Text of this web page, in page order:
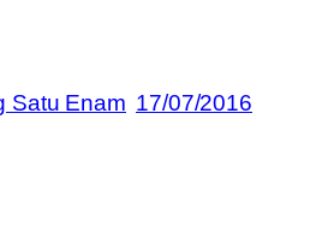
Satu Enam 17/07/2016